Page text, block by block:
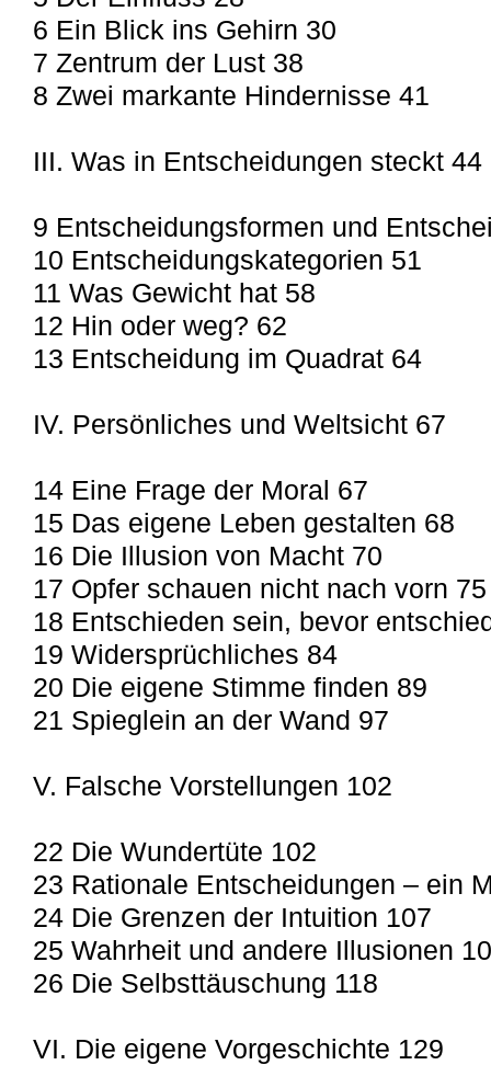
6 Ein Blick ins Gehirn 30
7 Zentrum der Lust 38
8 Zwei markante Hindernisse 41
III. Was in Entscheidungen steckt 44
9 Entscheidungsformen und
10 Entscheidungskategorien 51
11 Was Gewicht hat 58
12 Hin oder weg? 62
13 Entscheidung im Quadrat 64
IV. Persönliches und Weltsicht 67
14 Eine Frage der Moral 67
15 Das eigene Leben gestalten 68
16 Die Illusion von Macht 70
17 Opfer schauen nicht nach vorn 75
18 Entschieden sein, bevor
19 Widersprüchliches 84
20 Die eigene Stimme finden 89
21 Spieglein an der Wand 97
V. Falsche Vorstellungen 102
22 Die Wundertüte 102
23 Rationale Entscheidungen – ein
24 Die Grenzen der Intuition 107
25 Wahrheit und andere Illusionen
26 Die Selbsttäuschung 118
VI. Die eigene Vorgeschichte 129